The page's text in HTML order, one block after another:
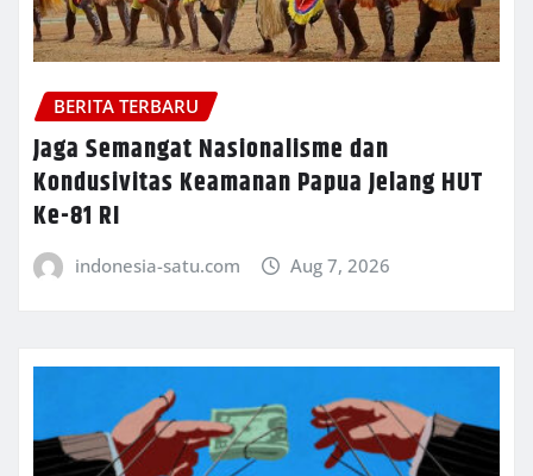
BERITA TERBARU
Jaga Semangat Nasionalisme dan
Kondusivitas Keamanan Papua Jelang HUT
Ke-81 RI
indonesia-satu.com Aug 7, 2026